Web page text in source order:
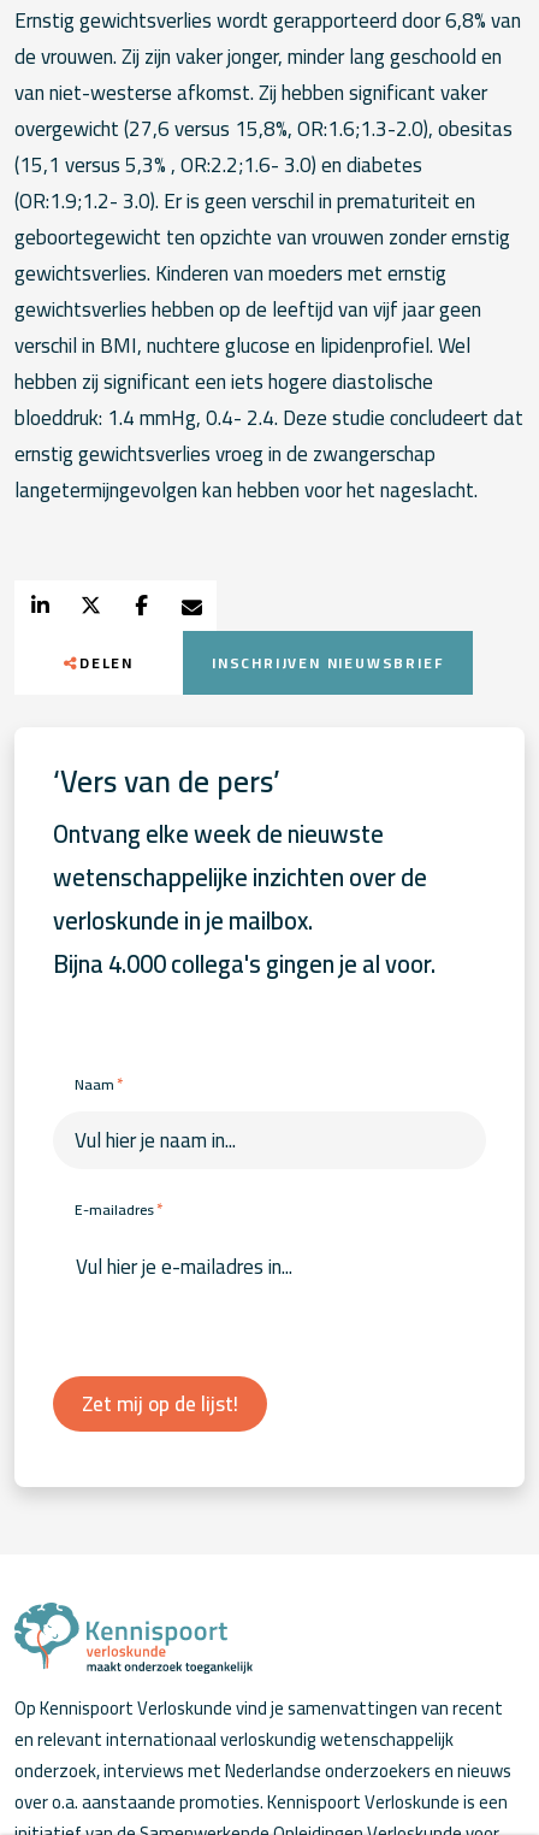
Ernstig gewichtsverlies wordt gerapporteerd door 6,8% van
de vrouwen. Zij zijn vaker jonger, minder lang geschoold en
van niet-westerse afkomst. Zij hebben significant vaker
overgewicht (27,6 versus 15,8%, OR:1.6;1.3-2.0), obesitas
(15,1 versus 5,3% , OR:2.2;1.6- 3.0) en diabetes
(OR:1.9;1.2- 3.0). Er is geen verschil in prematuriteit en
geboortegewicht ten opzichte van vrouwen zonder ernstig
gewichtsverlies. Kinderen van moeders met ernstig
gewichtsverlies hebben op de leeftijd van vijf jaar geen
verschil in BMI, nuchtere glucose en lipidenprofiel. Wel
hebben zij significant een iets hogere diastolische
bloeddruk: 1.4 mmHg, 0.4- 2.4. Deze studie concludeert dat
ernstig gewichtsverlies vroeg in de zwangerschap
langetermijngevolgen kan ­hebben voor het nageslacht.
DELEN INSCHRIJVEN NIEUWSBRIEF
‘Vers van de pers’
Ontvang elke week de nieuwste
wetenschappelijke inzichten over de
verloskunde in je mailbox.
Bijna 4.000 collega's gingen je al voor.
Naam*
E-mailadres*
Zet mij op de lijst!
Op Kennispoort Verloskunde vind je samenvattingen van recent
en relevant internationaal verloskundig wetenschappelijk
onderzoek, interviews met Nederlandse onderzoekers en nieuws
over o.a. aanstaande promoties. Kennispoort Verloskunde is een